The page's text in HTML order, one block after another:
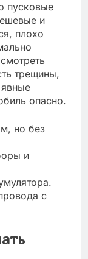
пусковые
и
плохо
трещины,
опасно.
но без
и
с